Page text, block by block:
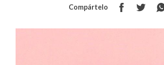
Compártelo